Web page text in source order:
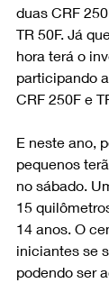
duas CRF
TR 50F. Já
hora terá o
participando
CRF 250F e
E neste ano,
pequenos
no sábado.
15
14 anos. O
iniciantes se
podendo ser